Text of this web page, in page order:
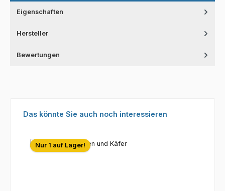
Eigenschaften
Hersteller
Bewertungen
Produktgalerie überspringen
Das könnte Sie auch noch interessieren
Nur 1 auf Lager!